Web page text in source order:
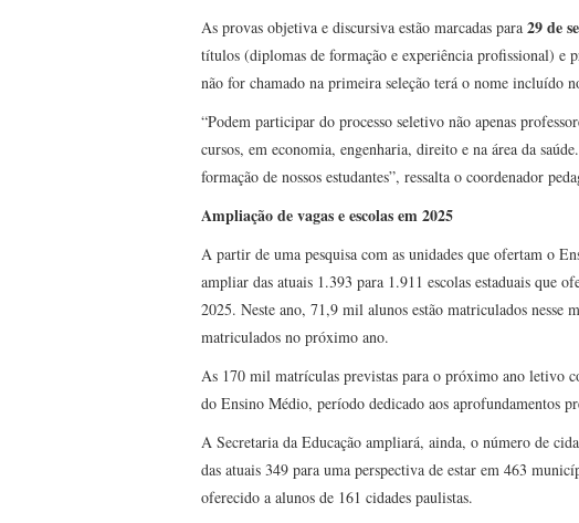
As provas objetiva e discursiva estão marcadas para 29 de
títulos (diplomas de formação e experiência profissional) e
não for chamado na primeira seleção terá o nome incluído
“Podem participar do processo seletivo não apenas
cursos, em economia, engenharia, direito e na área da
formação de nossos estudantes”, ressalta o coordenador
Ampliação de vagas e escolas em 2025
A partir de uma pesquisa com as unidades que ofertam o
ampliar das atuais 1.393 para 1.911 escolas estaduais que
2025. Neste ano, 71,9 mil alunos estão matriculados nesse
matriculados no próximo ano.
As 170 mil matrículas previstas para o próximo ano letivo
do Ensino Médio, período dedicado aos aprofundamentos
A Secretaria da Educação ampliará, ainda, o número de
das atuais 349 para uma perspectiva de estar em 463
oferecido a alunos de 161 cidades paulistas.